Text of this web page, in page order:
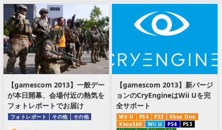
【gamescom 2013】一般デー
が本日開幕、会場付近の熱気を
フォトレポートでお届け
フォトレポート その他 その他
【gamescom 2013】新バージ
ョンのCryEngineはWii Uを完
全サポート
Wii U PS4 PS3
Xbox One
Xbox360
Wii U PS4
PS3